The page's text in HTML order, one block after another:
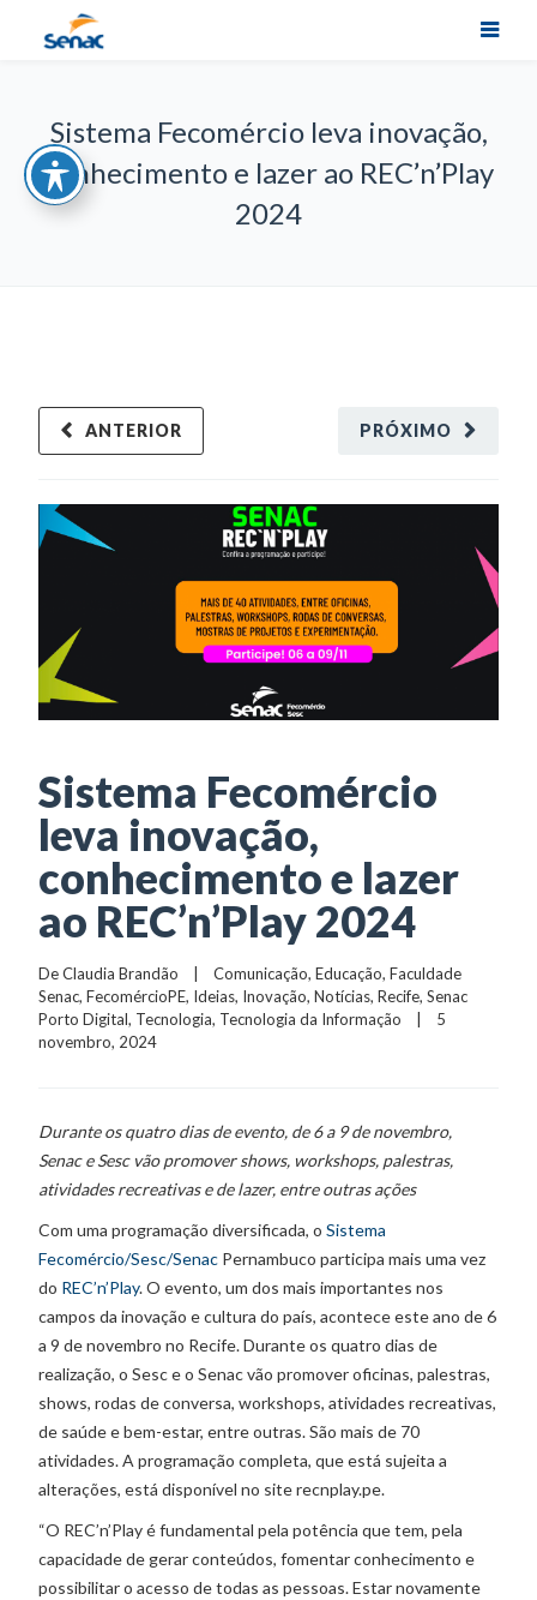
Sistema Fecomércio leva inovação,
conhecimento e lazer ao REC’n’Play
2024
PRÓXIMO
ANTERIOR
Sistema Fecomércio
leva inovação,
conhecimento e lazer
ao REC’n’Play 2024
De Claudia Brandão
    |
Comunicação, Educação, Faculdade
Senac, FecomércioPE, Ideias, Inovação, Notícias, Recife, Senac
Porto Digital, Tecnologia, Tecnologia da Informação
    |    5
novembro, 2024
Durante os quatro dias de evento, de 6 a 9 de novembro,
Senac e Sesc vão promover shows, workshops, palestras,
atividades recreativas e de lazer, entre outras ações
Com uma programação diversificada, oSistema
Fecomércio/Sesc/Senac Pernambuco participa mais uma vez
do REC’n’Play. O evento, um dos mais importantes nos
campos da inovação e cultura do país, acontece este ano de 6
a 9 de novembro no Recife. Durante os quatro dias de
realização, o Sesc e o Senac vão promover oficinas, palestras,
shows, rodas de conversa, workshops, atividades recreativas,
de saúde e bem-estar, entre outras. São mais de 70
atividades. A programação completa, que está sujeita a
alterações, está disponível no site recnplay.pe.
“O REC’n’Play é fundamental pela potência que tem, pela
capacidade de gerar conteúdos, fomentar conhecimento e
possibilitar o acesso de todas as pessoas. Estar novamente